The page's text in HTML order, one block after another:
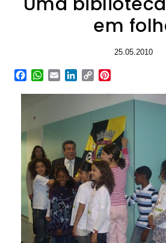
em
25.05.2010
Facebook
WhatsApp
EmailLinkedIn
Copy